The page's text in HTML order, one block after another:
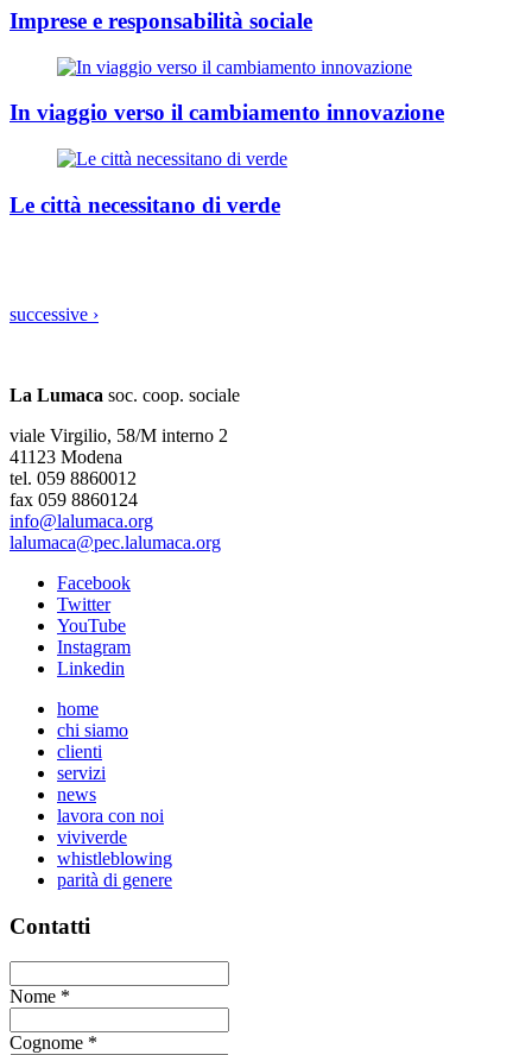
Imprese e responsabilità sociale
In viaggio verso il cambiamento innovazione
Le città necessitano di verde
successive ›
La Lumaca soc. coop. sociale
viale Virgilio, 58/M interno 2
41123 Modena
tel. 059 8860012
fax 059 8860124
info@lalumaca.org
lalumaca@pec.lalumaca.org
Facebook
Twitter
YouTube
Instagram
Linkedin
home
chi siamo
clienti
servizi
news
lavora con noi
viviverde
whistleblowing
parità di genere
Contatti
Nome *
Cognome *